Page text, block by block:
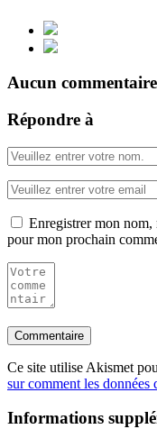
Aucun
Répondre à
Enregistrer mon nom,
pour mon prochain
Ce site utilise Akismet
sur comment les données
Informations